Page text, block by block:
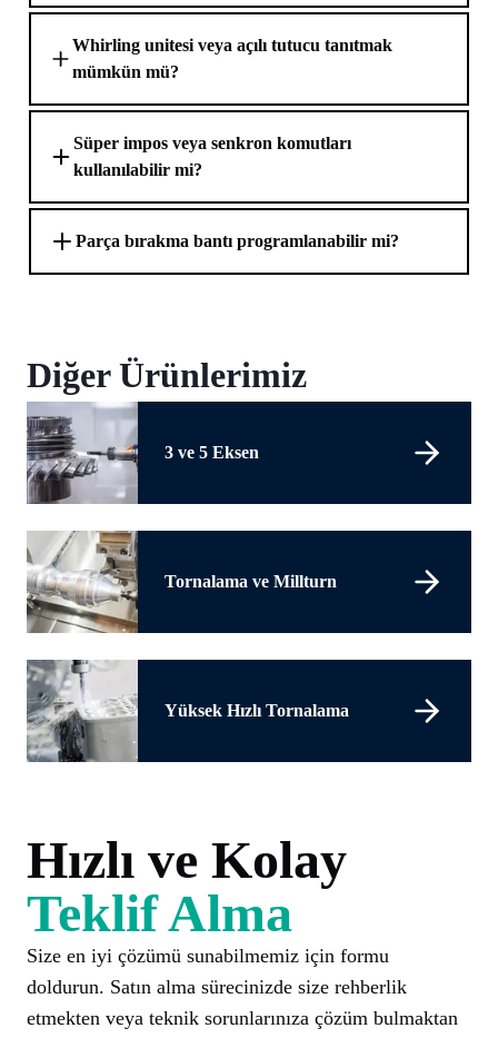
Whirling unitesi veya açılı tutucu tanıtmak
mümkün mü?
Süper impos veya senkron komutları
kullanılabilir mi?
Parça bırakma bantı programlanabilir mi?
Diğer Ürünlerimiz
3 ve 5 Eksen
Tornalama ve Millturn
Yüksek Hızlı Tornalama
Hızlı ve Kolay
Teklif Alma
Size en iyi çözümü sunabilmemiz için formu
doldurun. Satın alma sürecinizde size rehberlik
etmekten veya teknik sorunlarınıza çözüm bulmaktan